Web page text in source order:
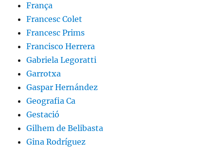
França
Francesc Colet
Francesc Prims
Francisco Herrera
Gabriela Legoratti
Garrotxa
Gaspar Hernández
Geografia Ca
Gestació
Gilhem de Belibasta
Gina Rodríguez